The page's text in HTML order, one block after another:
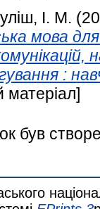
І. М.
мова
:
матеріал]
був